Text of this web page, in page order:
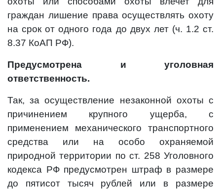
граждан лишение права осуществлять охоту
на срок от одного года до двух лет (ч. 1.2 ст.
8.37 КоАП РФ).
Предусмотрена и уголовная
ответственность.
Так, за осуществление незаконной охоты с
причинением крупного ущерба, с
применением механического транспортного
средства или на особо охраняемой
природной территории по ст. 258 Уголовного
кодекса РФ предусмотрен штраф в размере
до пятисот тысяч рублей или в размере